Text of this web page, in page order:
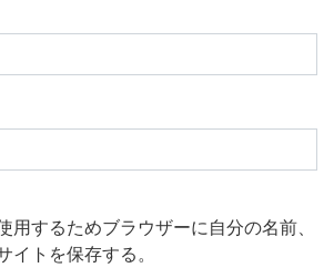
用するためブラウザーに自分の名前、
イトを保存する。